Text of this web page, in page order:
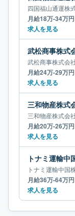
四国福山通運株
月給18万-34万円
求人を見る
武松商事株式会
月給24万-29万円
求人を見る
三和物産株式会
月給20万-26万円
求人を見る
トナミ運輸中国
月給36万-64万円
求人を見る